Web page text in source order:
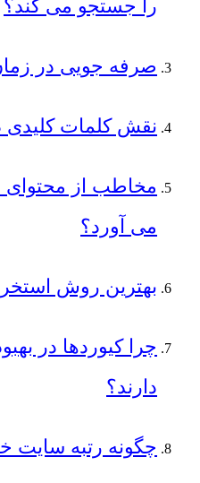
را جستجو می کند؟
صرفه جویی در
نقش کلمات کلیدی
مخاطب از
می آورد؟
بهترین روش
چرا کیوردها در
دارند؟
چگونه رتبه سایت